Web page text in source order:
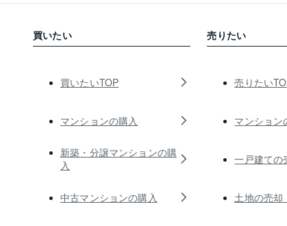
買いたい
買いたいTOP
マンションの購入
新築・分譲マンションの購
入
中古マンションの購入
売りたい
売りたい
マンション
一戸建ての
土地の売却